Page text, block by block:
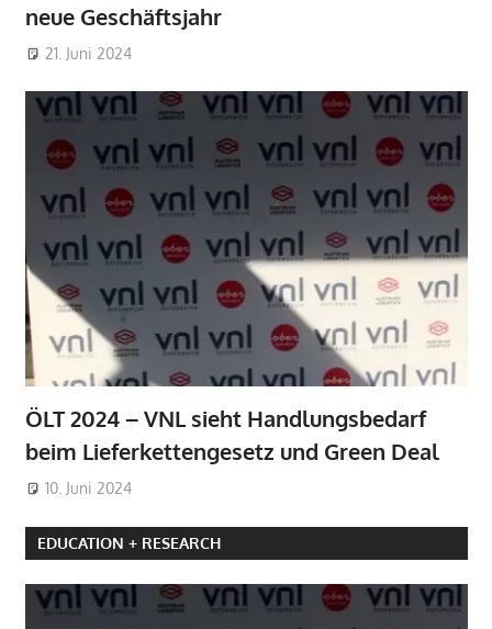
neue Geschäftsjahr
21. Juni 2024
ÖLT 2024 – VNL sieht Handlungsbedarf
beim Lieferkettengesetz und Green Deal
10. Juni 2024
EDUCATION + RESEARCH